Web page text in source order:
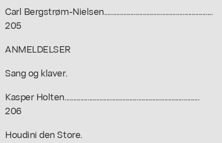
Carl Bergstrøm-Nielsen..............................................................
205
ANMELDELSER
Sang og klaver.
Kasper Holten.............................................................................
206
Houdini den Store.